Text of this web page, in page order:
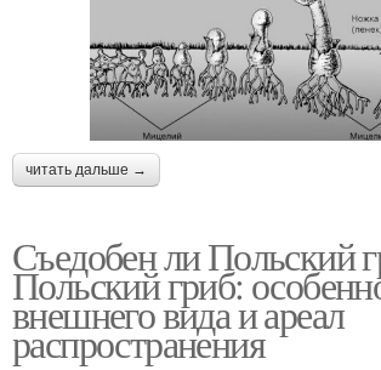
читать дальше →
Съедобен ли Польский
Польский гриб:
внешнего вида и ареал
распространения